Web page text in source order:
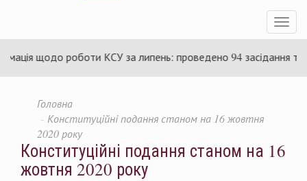
Toggle
роботи КСУ за липень: проведено 94 засідання та ухвалено
Головна
Конституційні подання станом на 16 жовтня
2020 року
Конституційні подання станом на 16
жовтня 2020 року